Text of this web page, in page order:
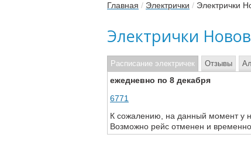
Главная / Электрички / Электрички
Электрички
Расписание электричек
ежедневно по 8 декабря
6771
К сожалению, на данный момент у
Возможно рейс отменен и временно
Отзывы